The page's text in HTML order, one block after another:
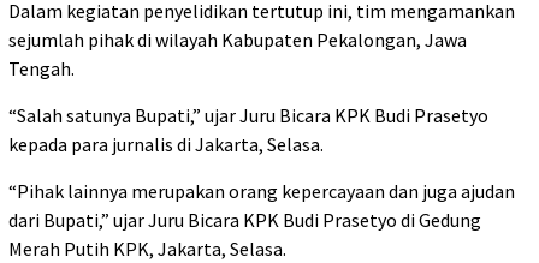
Dalam kegiatan penyelidikan tertutup ini, tim mengamankan
sejumlah pihak di wilayah Kabupaten Pekalongan, Jawa
Tengah.
“Salah satunya Bupati,” ujar Juru Bicara KPK Budi Prasetyo
kepada para jurnalis di Jakarta, Selasa.
“Pihak lainnya merupakan orang kepercayaan dan juga ajudan
dari Bupati,” ujar Juru Bicara KPK Budi Prasetyo di Gedung
Merah Putih KPK, Jakarta, Selasa.